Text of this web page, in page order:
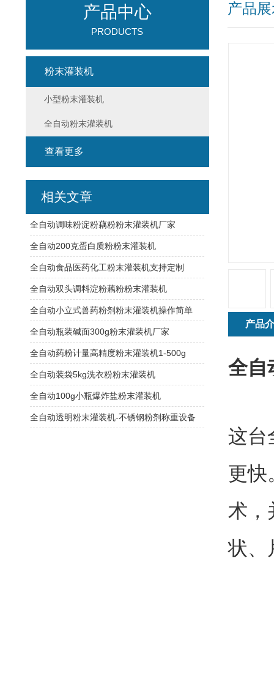
产品
产品
全自
这台
更快
术，
状、
产品中心
PRODUCTS
粉末灌装机
小型粉末灌装机
全自动粉末灌装机
查看更多
相关文章
全自动调味粉淀粉藕粉粉末灌装机厂家
全自动200克蛋白质粉粉末灌装机
全自动食品医药化工粉末灌装机支持定制
全自动双头调料淀粉藕粉粉末灌装机
全自动小立式兽药粉剂粉末灌装机操作简单
全自动瓶装碱面300g粉末灌装机厂家
全自动药粉计量高精度粉末灌装机1-500g
全自动装袋5kg洗衣粉粉末灌装机
全自动100g小瓶爆炸盐粉末灌装机
全自动透明粉末灌装机-不锈钢粉剂称重设备